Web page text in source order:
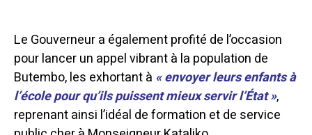
Le Gouverneur a également profité de l’occasion
pour lancer un appel vibrant à la population de
Butembo, les exhortant à « envoyer leurs enfants à
l’école pour qu’ils puissent mieux servir l’État »,
reprenant ainsi l’idéal de formation et de service